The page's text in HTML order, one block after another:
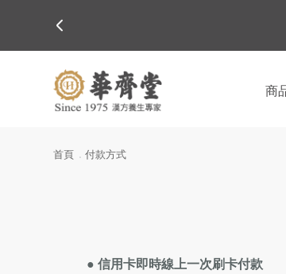
商
首頁 付款方式
● 信用卡即時線上一次刷卡付款